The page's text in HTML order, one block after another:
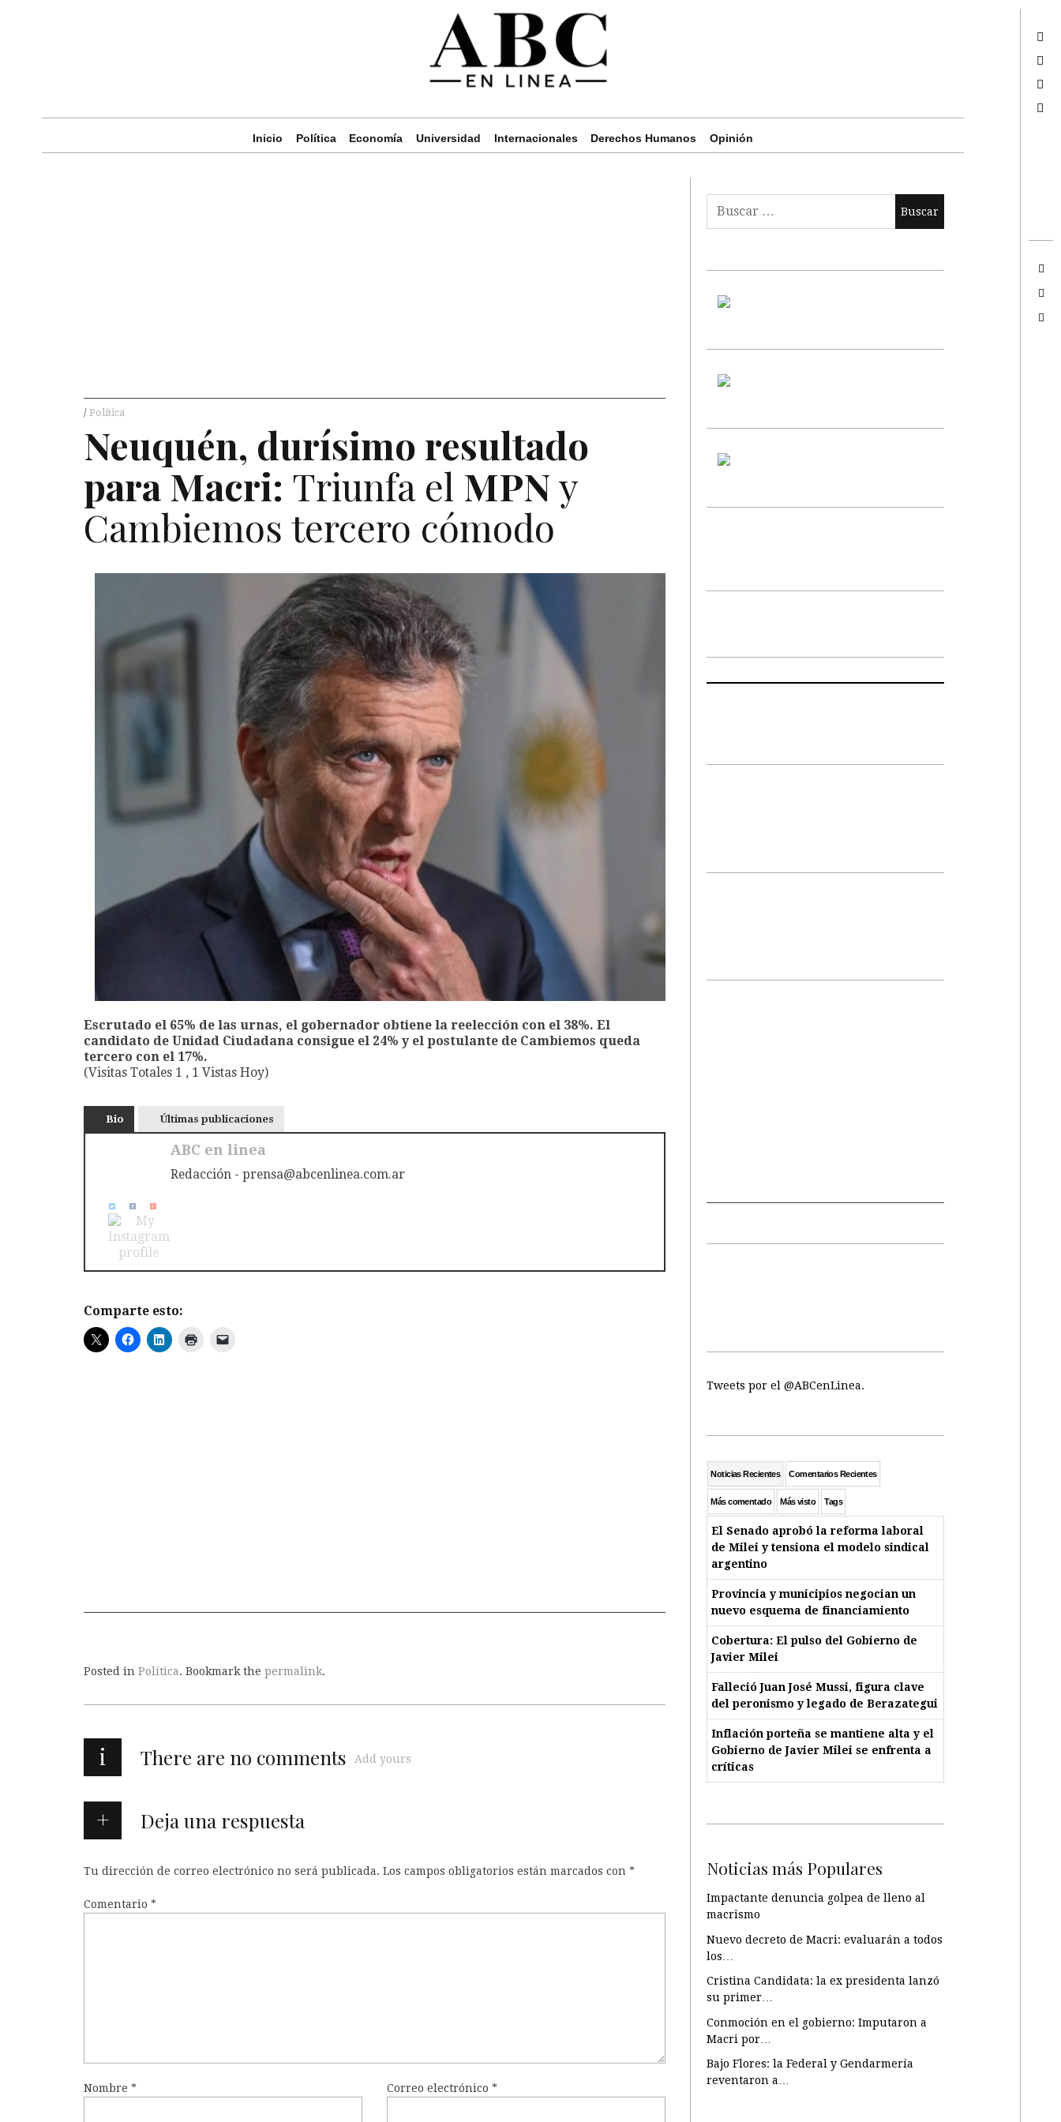
Inicio Política Economía Universidad Internacionales Derechos Humanos Opinión
Política
Neuquén, durísimo resultado
para Macri: Triunfa el MPNy
Cambiemos tercero cómodo
Escrutado el 65% de las urnas, el gobernador obtiene la reelección con el 38%. El
candidato de Unidad Ciudadana consigue el 24% y el postulante de Cambiemos queda
tercero con el 17%.
(Visitas Totales 1 , 1 Vistas Hoy)
Bio Últimas publicaciones
ABC en linea
Redacción - prensa@abcenlinea.com.ar
Comparte esto:
Posted in Política. Bookmark the permalink.
i There are no comments Add yours
Deja una respuesta
Tu dirección de correo electrónico no será publicada. Los campos obligatorios están marcados con *
Comentario *
Nombre * Correo electrónico*
Tweets por el @ABCenLinea.
Noticias Recientes Comentarios Recientes
Más comentado Más visto Tags
El Senado aprobó la reforma laboral
de Milei y tensiona el modelo sindical
argentino
Provincia y municipios negocian un
nuevo esquema de financiamiento
Cobertura: El pulso del Gobierno de
Javier Milei
Falleció Juan José Mussi, figura clave
del peronismo y legado de Berazategui
Inflación porteña se mantiene alta y el
Gobierno de Javier Milei se enfrenta a
críticas
Noticias más Populares
Impactante denuncia golpea de lleno al
macrismo
Nuevo decreto de Macri: evaluarán a todos
los…
Cristina Candidata: la ex presidenta lanzó
su primer…
Conmoción en el gobierno: Imputaron a
Macri por…
Bajo Flores: la Federal y Gendarmería
reventaron a…